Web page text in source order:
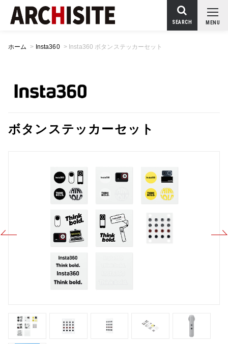
MENU
SEARCH
ホーム > Insta360 > Insta360 ボタンステッカーセット
ボタンステッカーセット